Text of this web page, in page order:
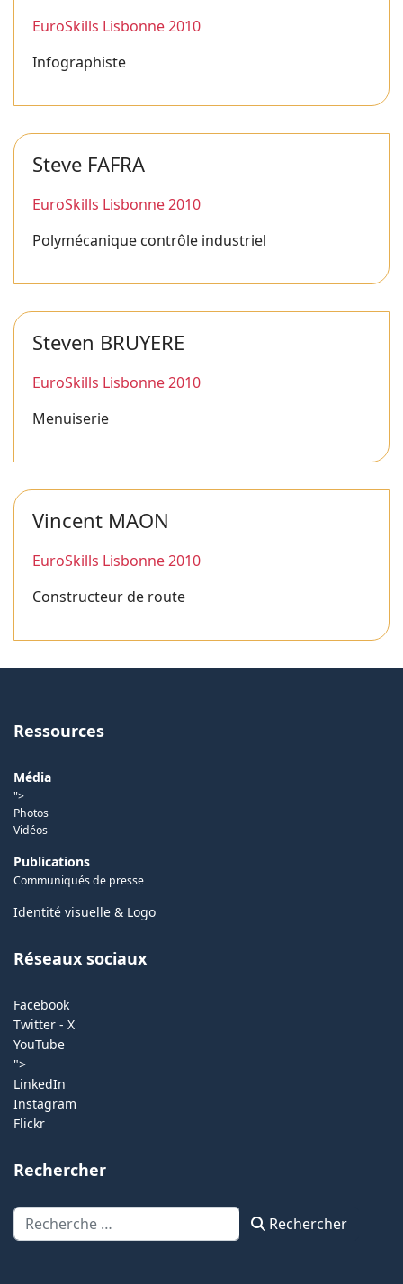
EuroSkills Lisbonne 2010
Infographiste
Steve FAFRA
EuroSkills Lisbonne 2010
Polymécanique contrôle industriel
Steven BRUYERE
EuroSkills Lisbonne 2010
Menuiserie
Vincent MAON
EuroSkills Lisbonne 2010
Constructeur de route
Ressources
Média
">
Photos
Vidéos
Publications
Communiqués de presse
Identité visuelle & Logo
Réseaux sociaux
Facebook
Twitter - X
YouTube
">
LinkedIn
Instagram
Flickr
Rechercher
Rechercher Rechercher